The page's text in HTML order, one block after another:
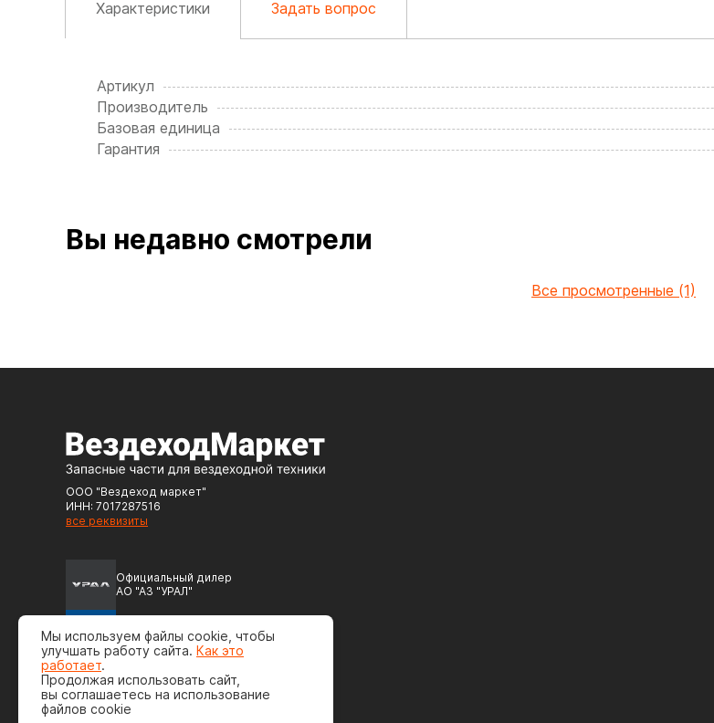
Характеристики Задать вопрос
Артикул
Производитель
Базовая единица
Гарантия
Вы недавно смотрели
Все просмотренные (1)
ООО "Вездеход маркет"
ИНН: 7017287516
все реквизиты
Официальный дилер
АО "АЗ "УРАЛ"
Официальный дилер
ПАО "Автодизель" (ЯМЗ)
Мы используем файлы cookie, чтобы
улучшать работу сайта. Как это
работает.
Продолжая использовать сайт,
вы соглашаетесь на использование
файлов cookie